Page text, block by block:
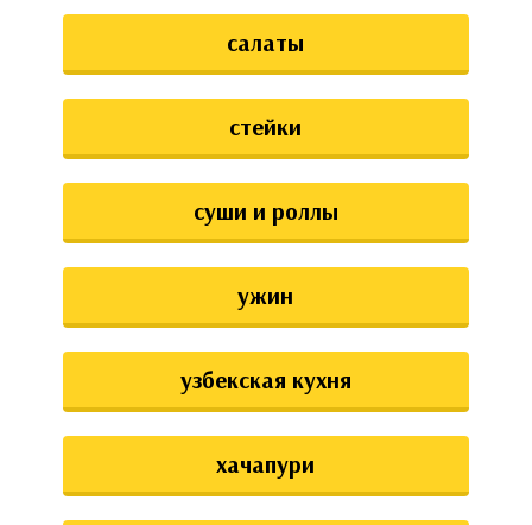
салаты
стейки
суши и роллы
ужин
узбекская кухня
хачапури